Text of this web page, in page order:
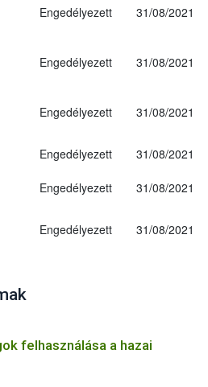
Engedélyezett 31/08/2021
Engedélyezett 31/08/2021
Engedélyezett 31/08/2021
Engedélyezett
31/08/2021
Engedélyezett
31/08/2021
Engedélyezett 31/08/2021
felhasználása a hazai